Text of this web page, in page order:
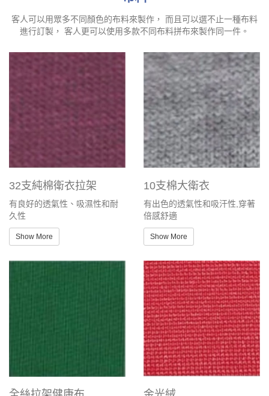
客人可以用眾多不同顏色的布料來製作， 而且可以選不止一種布料
進行訂製， 客人更可以使用多款不同布料拼布來製作同一件。
32支純棉衛衣拉架
有良好的透氣性、吸濕性和耐
久性
Show More
10支棉大衛衣
有出色的透氣性和吸汗性,穿著
倍感舒適
Show More